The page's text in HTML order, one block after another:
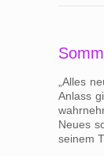
„Alles
Anlass
Neues
seinem